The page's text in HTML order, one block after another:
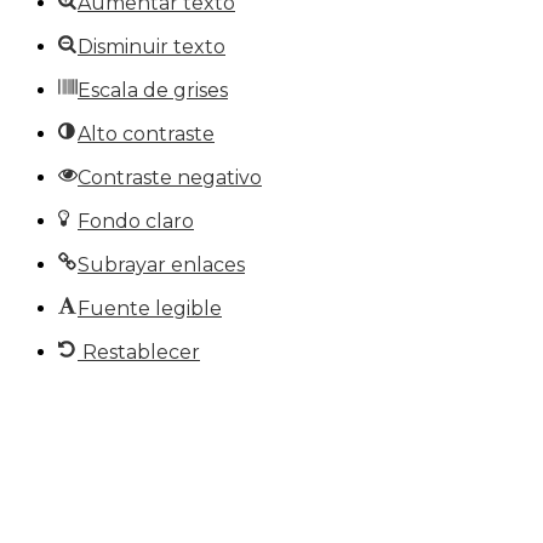
Disminuir texto
Escala de grises
Alto contraste
Contraste negativo
Fondo claro
Subrayar enlaces
Fuente legible
Restablecer